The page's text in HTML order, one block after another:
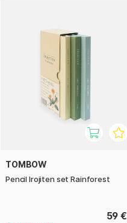
TOMBOW
Pencil Irojiten set Rainforest
59 €